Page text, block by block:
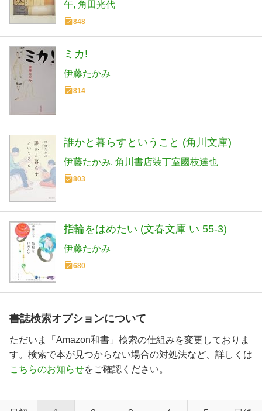
午 角田光代
848
ミカ!
伊藤たかみ
814
誰かと暮らすということ (角川文庫)
伊藤たかみ 角川書店装丁室國枝達也
803
指輪をはめたい (文春文庫 い 55-3)
伊藤たかみ
680
書誌検索オプションについて
ただいま「Amazon和書」検索の仕組みを変更しておりま
す。検索で本が見つからない場合の対処法など、詳しくは
こちらのお知らせをご確認ください。